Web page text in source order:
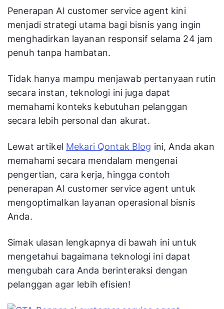
Penerapan AI customer service agent kini
menjadi strategi utama bagi bisnis yang ingin
menghadirkan layanan responsif selama 24 jam
penuh tanpa hambatan.
Tidak hanya mampu menjawab pertanyaan rutin
secara instan, teknologi ini juga dapat
memahami konteks kebutuhan pelanggan
secara lebih personal dan akurat.
Lewat artikel Mekari Qontak Blog ini, Anda akan
memahami secara mendalam mengenai
pengertian, cara kerja, hingga contoh
penerapan AI customer service agent untuk
mengoptimalkan layanan operasional bisnis
Anda.
Simak ulasan lengkapnya di bawah ini untuk
mengetahui bagaimana teknologi ini dapat
mengubah cara Anda berinteraksi dengan
pelanggan agar lebih efisien!